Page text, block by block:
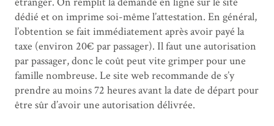
dédié et on imprime soi-même l’attestation. En général,
l’obtention se fait immédiatement après avoir payé la
taxe (environ 20€ par passager). Il faut une autorisation
par passager, donc le coût peut vite grimper pour une
famille nombreuse. Le site web recommande de s’y
prendre au moins 72 heures avant la date de départ pour
être sûr d’avoir une autorisation délivrée.